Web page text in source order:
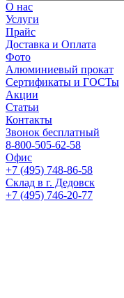
О нас
Услуги
Прайс
Доставка и Оплата
Фото
Алюминиевый прокат
Сертификаты и ГОСТы
Акции
Статьи
Контакты
Звонок бесплатный
8-800-505-62-58
Офис
+7 (495) 748-86-58
Склад в г. Дедовск
+7 (495) 746-20-77